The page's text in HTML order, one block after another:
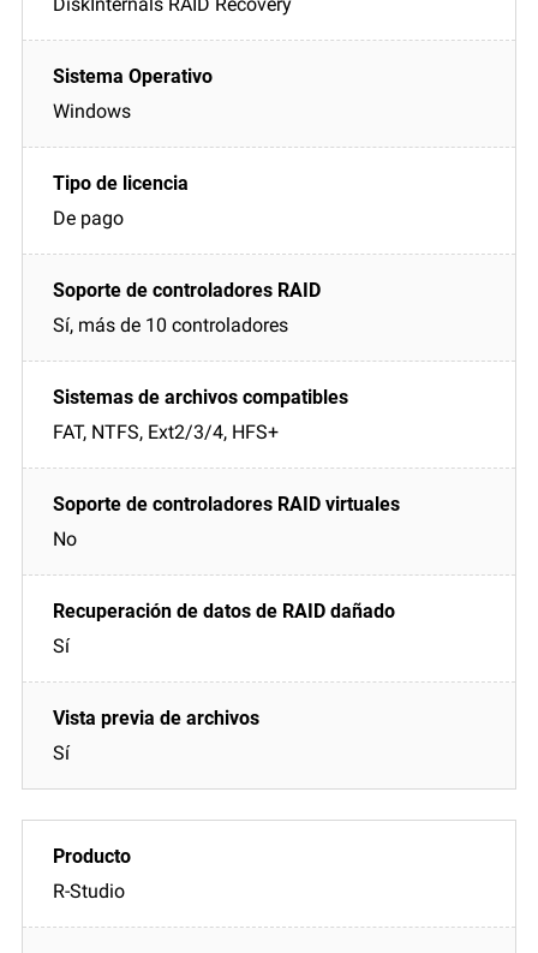
Windows
De pago
Sí, más de 10 controladores
FAT, NTFS, Ext2/3/4, HFS+
No
Sí
Sí
R-Studio